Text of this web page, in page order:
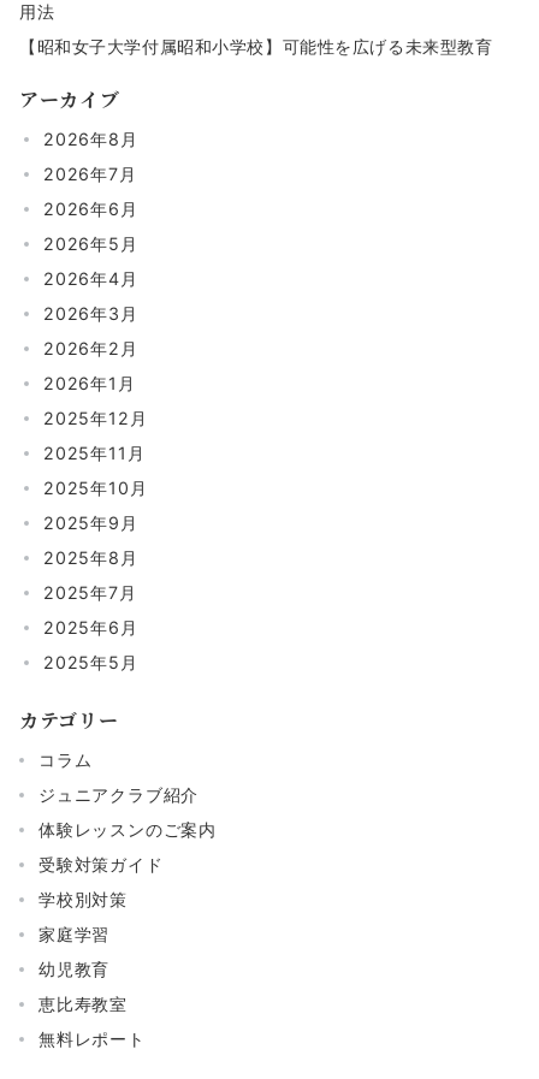
用法
【昭和女子大学付属昭和小学校】可能性を広げる未来型教育
アーカイブ
2026年8月
2026年7月
2026年6月
2026年5月
2026年4月
2026年3月
2026年2月
2026年1月
2025年12月
2025年11月
2025年10月
2025年9月
2025年8月
2025年7月
2025年6月
2025年5月
カテゴリー
コラム
ジュニアクラブ紹介
体験レッスンのご案内
受験対策ガイド
学校別対策
家庭学習
幼児教育
恵比寿教室
無料レポート